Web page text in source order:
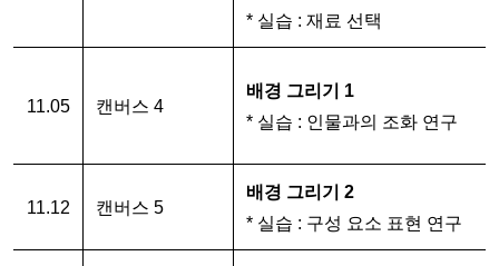
* 실습 : 재료 선택
11.05 캔버스 4
배경 그리기 1
* 실습 : 인물과의 조화 연구
11.12 캔버스 5
배경 그리기 2
* 실습 : 구성 요소 표현 연구